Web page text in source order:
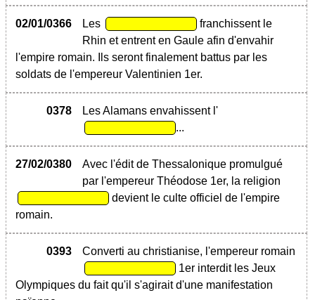
02/01/0366 Les
franchissent le
Rhin et entrent en Gaule afin d'envahir
l'empire romain. Ils seront finalement battus par les
soldats de l'empereur Valentinien 1er.
0378
Les Alamans envahissent l'
...
27/02/0380
Avec l'édit de Thessalonique promulgué
par l'empereur Théodose 1er, la religion
devient le culte officiel de l'empire
romain.
0393
Converti au christianise, l'empereur romain
1er interdit les Jeux
Olympiques du fait qu'il s'agirait d'une manifestation